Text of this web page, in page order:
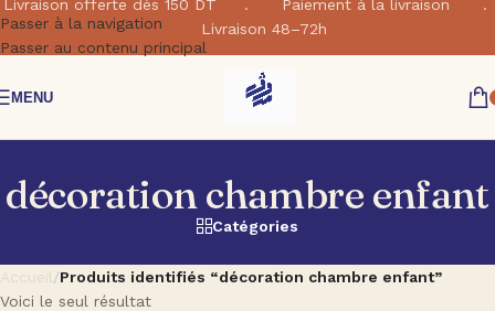
Passer à la navigation
Passer au contenu principal
Livraison offerte dés 150 DT . Paiement à la livraison .
Livraison 48–72h
MENU
décoration chambre enfant
Catégories
Accueil/Produits identifiés “décoration chambre enfant”
Voici le seul résultat